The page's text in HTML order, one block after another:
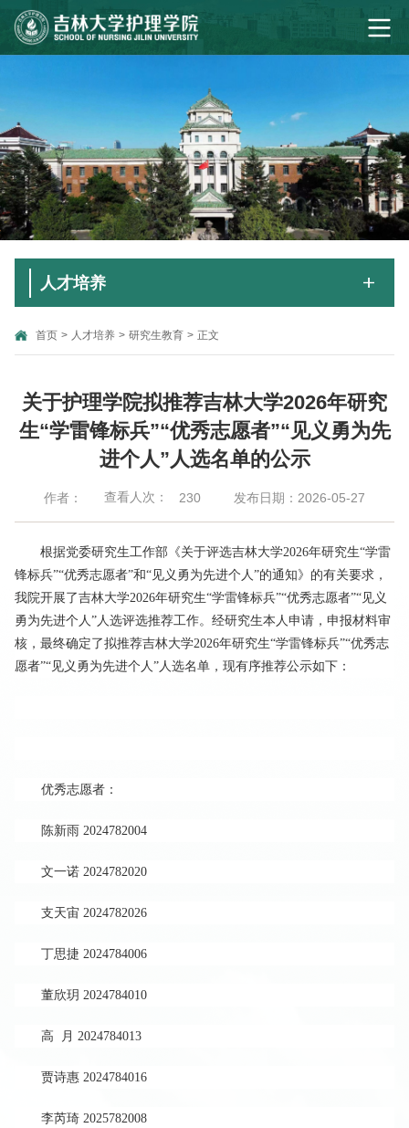
人才培养
首页 > 人才培养 > 研究生教育 > 正文
关于护理学院拟推荐吉林大学2026年研究
生“学雷锋标兵”“优秀志愿者”“见义勇为先
进个人”人选名单的公示
作者： 查看人次： 230 发布日期：2026-05-27
根据党委研究生工作部《关于评选吉林大学2026年研究生“学雷
锋标兵”“优秀志愿者”和“见义勇为先进个人”的通知》的有关要求，
我院开展了吉林大学2026年研究生“学雷锋标兵”“优秀志愿者”“见义
勇为先进个人”人选评选推荐工作。经研究生本人申请，申报材料审
核，最终确定了拟推荐吉林大学2026年研究生“学雷锋标兵”“优秀志
愿者”“见义勇为先进个人”人选名单，现有序推荐公示如下：
优秀志愿者：
陈新雨 2024782004
文一诺 2024782020
支天宙 2024782026
丁思捷 2024784006
董欣玥 2024784010
高 月 2024784013
贾诗惠 2024784016
李芮琦 2025782008